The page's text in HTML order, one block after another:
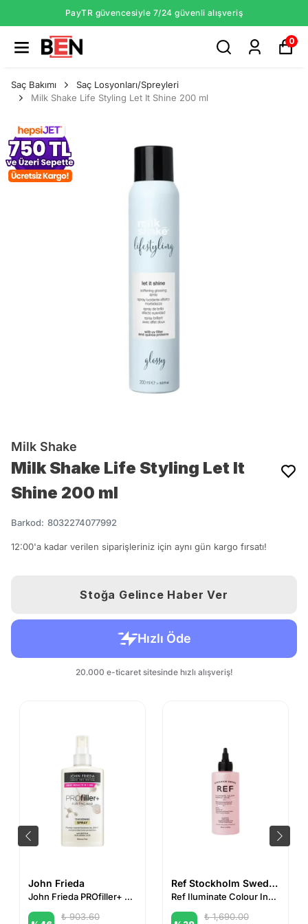
PayTR güvencesiyle 7/24 güvenli alışveriş
0
Saç Bakımı
Saç Losyonları/Spreyleri
Milk Shake Life Styling Let It Shine 200 ml
Milk Shake
Milk Shake Life Styling Let It
Shine 200 ml
Barkod: 8032274077992
12:00'a kadar verilen siparişleriniz için aynı gün kargo fırsatı!
Stoğa Gelince Haber Ver
John Frieda
John Frieda PROfiller+ Thickening Sprey
₺ 903.60
Ref Stockholm Sweden
Ref Iluminate Colour Instant Shine 200 ml
₺ 1,690.00